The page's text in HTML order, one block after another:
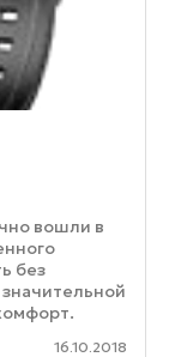
вошли в
без
...
16.10.2018